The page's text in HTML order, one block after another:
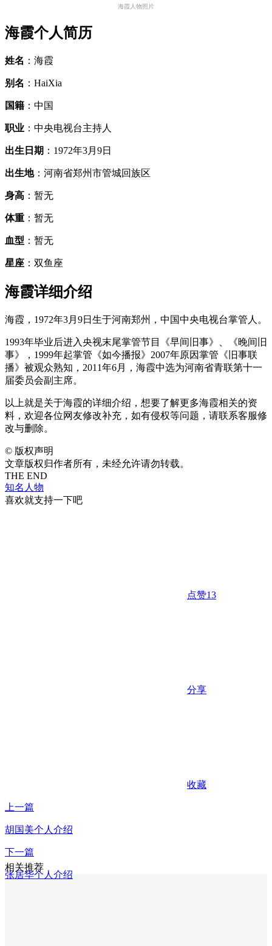
海霞人物照片
海霞个人简历
姓名 ：海霞
别名 ：HaiXia
国籍 ：中国
职业 ：中央电视台主持人
出生日期 ：1972年3月9日
出生地：河南省郑州市管城回族区
身高 ：暂无
体重 ：暂无
血型 ：暂无
星座 ：双鱼座
海霞详细介绍
海霞，1972年3月9日生于河南郑州，中国中央电视台掌管人。
1993年毕业后进入央视末尾掌管节目《早间旧事》、《晚间旧
事》，1999年起掌管《如今播报》2007年原因掌管《旧事联
播》被观众熟知，2011年6月，海霞中选为河南省青联第十一
届委员会副主席。
以上就是关于海霞的详细介绍，想要了解更多海霞相关的资
料，欢迎各位网友修改补充，如有侵权等问题，请联系客服修
改与删除。
© 版权声明
文章版权归作者所有，未经允许请勿转载。
THE END
知名人物
喜欢就支持一下吧
点赞13
分享
收藏
上一篇
胡国美个人介绍
下一篇
张居华个人介绍
相关推荐